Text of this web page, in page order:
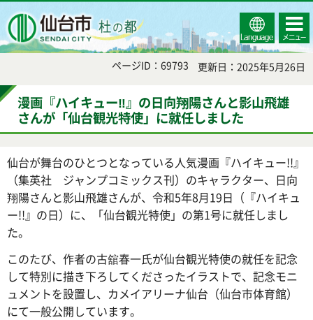
Select
Language
コンテ
ンツメ
ニュー
ページID：69793 更新日：2025年5月26日
漫画『ハイキュー‼』の日向翔陽さんと影山飛雄
さんが「仙台観光特使」に就任しました
仙台が舞台のひとつとなっている人気漫画『ハイキュー!!』
（集英社 ジャンプコミックス刊）のキャラクター、日向
翔陽さんと影山飛雄さんが、令和5年8月19日（『ハイキュ
ー!!』の日）に、「仙台観光特使」の第1号に就任しまし
た。
このたび、作者の古舘春一氏が仙台観光特使の就任を記念
して特別に描き下ろしてくださったイラストで、記念モニ
ュメントを設置し、カメイアリーナ仙台（仙台市体育館）
にて一般公開しています。